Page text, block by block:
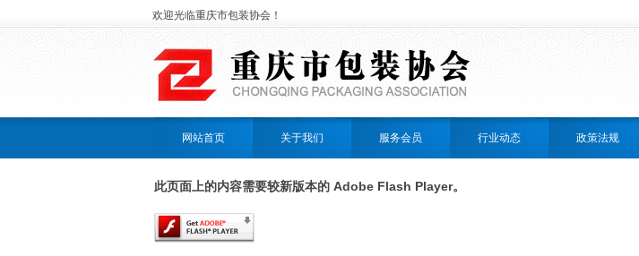
欢迎光临重庆市包装协会！
网站首页 关于我们 服务会员 行业动态 政策法规
此页面上的内容需要较新版本的 Adobe Flash Player。